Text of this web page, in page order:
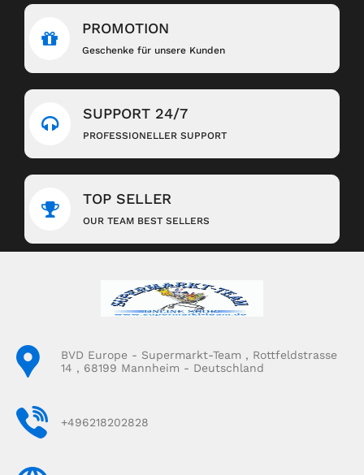
PROMOTION
Geschenke für unsere Kunden
SUPPORT 24/7
PROFESSIONELLER SUPPORT
TOP SELLER
OUR TEAM BEST SELLERS
BVD Europe - Supermarkt-Team , Rottfeldstrasse
14 , 68199 Mannheim - Deutschland
+496218202828